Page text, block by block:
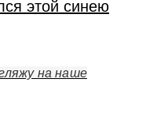
этой синею
на наше